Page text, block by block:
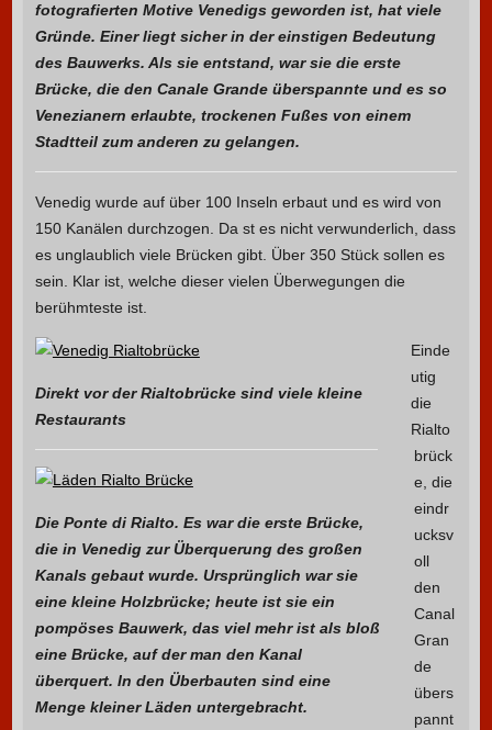
fotografierten Motive Venedigs geworden ist, hat viele
Gründe. Einer liegt sicher in der einstigen Bedeutung
des Bauwerks. Als sie entstand, war sie die erste
Brücke, die den Canale Grande überspannte und es so
Venezianern erlaubte, trockenen Fußes von einem
Stadtteil zum anderen zu gelangen.
Venedig wurde auf über 100 Inseln erbaut und es wird von
150 Kanälen durchzogen. Da st es nicht verwunderlich, dass
es unglaublich viele Brücken gibt. Über 350 Stück sollen es
sein. Klar ist, welche dieser vielen Überwegungen die
berühmteste ist.
Direkt vor der Rialtobrücke sind viele kleine
Restaurants
Die Ponte di Rialto. Es war die erste Brücke,
die in Venedig zur Überquerung des großen
Kanals gebaut wurde. Ursprünglich war sie
eine kleine Holzbrücke; heute ist sie ein
pompöses Bauwerk, das viel mehr ist als bloß
eine Brücke, auf der man den Kanal
überquert. In den Überbauten sind eine
Menge kleiner Läden untergebracht.
Einde
utig
die
Rialto
brück
e, die
eindr
ucksv
oll
den
Canal
Gran
de
übers
pannt